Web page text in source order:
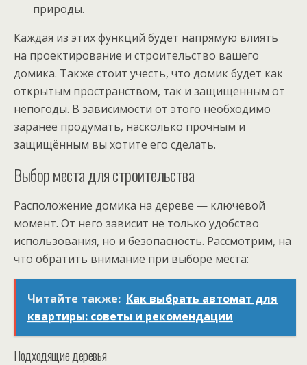
природы.
Каждая из этих функций будет напрямую влиять
на проектирование и строительство вашего
домика. Также стоит учесть, что домик будет как
открытым пространством, так и защищенным от
непогоды. В зависимости от этого необходимо
заранее продумать, насколько прочным и
защищённым вы хотите его сделать.
Выбор места для строительства
Расположение домика на дереве — ключевой
момент. От него зависит не только удобство
использования, но и безопасность. Рассмотрим, на
что обратить внимание при выборе места:
Читайте также: Как выбрать автомат для
квартиры: советы и рекомендации
Подходящие деревья